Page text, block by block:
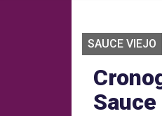
SAUCE VIEJO